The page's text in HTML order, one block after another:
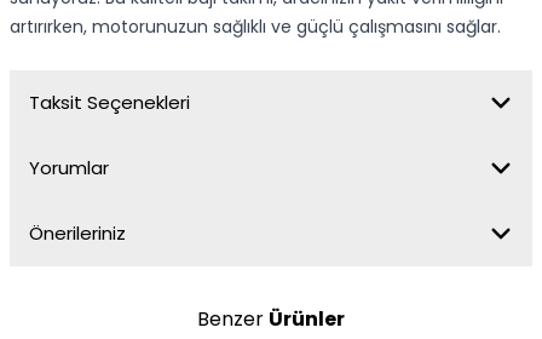
artırırken, motorunuzun sağlıklı ve güçlü çalışmasını sağlar.
Taksit Seçenekleri
Yorumlar
Önerileriniz
Benzer Ürünler